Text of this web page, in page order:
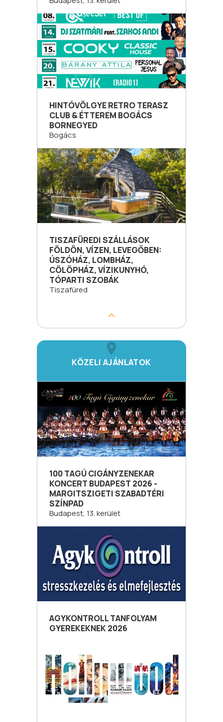
HINTÓVÖLGYE RETRO TERASZ
CLUB & ÉTTEREM BOGÁCS
BORNEGYED
Bogács
TISZAFÜREDI SZÁLLÁSOK
FÖLDÖN, VÍZEN, LEVEGŐBEN:
ÚSZÓHÁZ, LOMBHÁZ,
CÖLÖPHÁZ, VÍZIKUNYHÓ,
TÓPARTI SZOBÁK
Tiszafüred
KÖZELI AJÁNLATOK
100 TAGÚ CIGÁNYZENEKAR
KONCERT BUDAPEST 2026 -
MARGITSZIGETI SZABADTÉRI
SZÍNPAD
Budapest, 13. kerület
AGYKONTROLL TANFOLYAM
GYEREKEKNEK 2026